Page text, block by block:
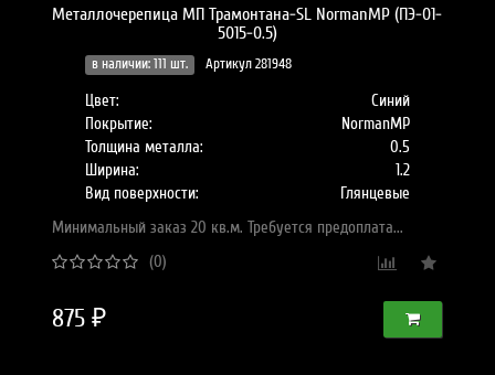
Металлочерепица МП Трамонтана-SL NormanMP (ПЭ-01-
5015-0.5)
в наличии: 111 шт. Артикул 281948
Цвет:
Синий
Покрытие:
NormanMP
Толщина металла:
0.5
Ширина:
1.2
Вид поверхности:
Глянцевые
Минимальный заказ 20 кв.м. Требуется предоплата...
(0)
875 ₽